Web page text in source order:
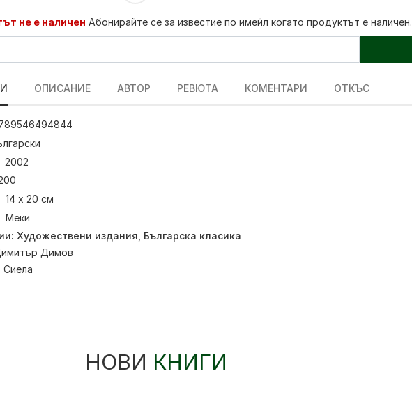
не е наличен Абонирайте се за известие по имейл когато продуктът е наличен.
ОПИСАНИЕ АВТОР РЕВЮТА КОМЕНТАРИ ОТКЪС
2002
14 х 20 см
Меки
Художествени издания Българска класика
Димов
Сиела
НОВИ КНИГИ